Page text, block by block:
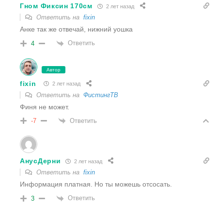
Гном Фиксин 170см 2 лет назад
Ответить на fixin
Анке так же отвечай, нижний уошка
4 Ответить
Автор
fixin 2 лет назад
Ответить на ФистингТВ
Финя не может.
-7 Ответить
АнусДерни 2 лет назад
Ответить на fixin
Информация платная. Но ты можешь отсосать.
3 Ответить